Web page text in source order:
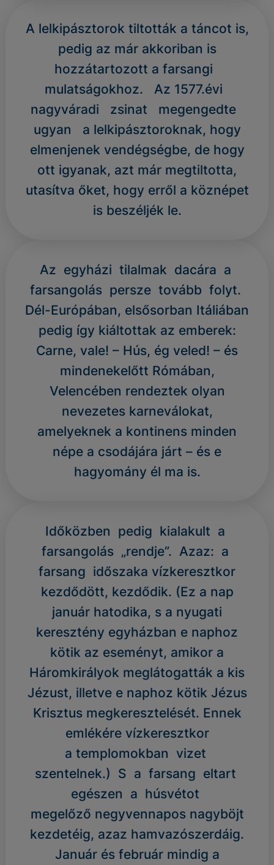
A lelkipásztorok tiltották a táncot is,
pedig az már akkoriban is
hozzátartozott a farsangi
mulatságokhoz. Az 1577.évi
nagyváradi zsinat megengedte
ugyan a lelkipásztoroknak, hogy
elmenjenek vendégségbe, de hogy
ott igyanak, azt már megtiltotta,
utasítva őket, hogy erről a köznépet
is beszéljék le.
Az egyházi tilalmak dacára a
farsangolás persze tovább folyt.
Dél-Európában, elsősorban Itáliában
pedig így kiáltottak az emberek:
Carne, vale! – Hús, ég veled! – és
mindenekelőtt Rómában,
Velencében rendeztek olyan
nevezetes karneválokat,
amelyeknek a kontinens minden
népe a csodájára járt – és e
hagyomány él ma is.
Időközben pedig kialakult a
farsangolás „rendje”. Azaz: a
farsang időszaka vízkeresztkor
kezdődött, kezdődik. (Ez a nap
január hatodika, s a nyugati
keresztény egyházban e naphoz
kötik az eseményt, amikor a
Háromkirályok meglátogatták a kis
Jézust, illetve e naphoz kötik Jézus
Krisztus megkeresztelését. Ennek
emlékére vízkeresztkor
a templomokban vizet
szentelnek.) S a farsang eltart
egészen a húsvétot
megelőző negyvennapos nagyböjt
kezdetéig, azaz hamvazószerdáig.
Január és február mindig a